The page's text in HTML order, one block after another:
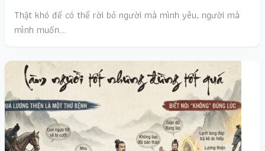
Thật khó để có thể rời bỏ người mà mình yêu, người mà
mình muốn.…